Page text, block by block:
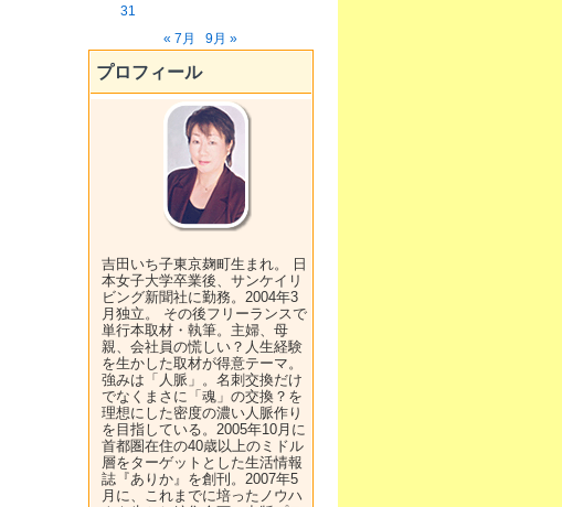
31
« 7月
9月 »
プロフィール
吉田いち子東京麹町生まれ。 日
本女子大学卒業後、サンケイリ
ビング新聞社に勤務。2004年3
月独立。 その後フリーランスで
単行本取材・執筆。主婦、母
親、会社員の慌しい？人生経験
を生かした取材が得意テーマ。
強みは「人脈」。名刺交換だけ
でなくまさに「魂」の交換？を
理想にした密度の濃い人脈作り
を目指している。2005年10月に
首都圏在住の40歳以上のミドル
層をターゲットとした生活情報
誌『ありか』を創刊。2007年5
月に、これまでに培ったノウハ